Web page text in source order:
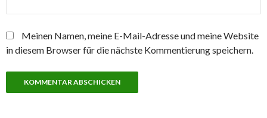
Meinen Namen, meine E-Mail-Adresse und meine Website
in diesem Browser für die nächste Kommentierung speichern.